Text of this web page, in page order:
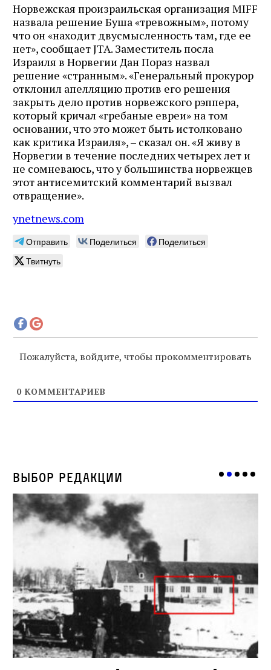
Норвежская произраильская организация MIFF
назвала решение Буша «тревожным», потому
что он «находит двусмысленность там, где ее
нет», сообщает JTA. Заместитель посла
Израиля в Норвегии Дан Пораз назвал
решение «странным». «Генеральный прокурор
отклонил апелляцию против его решения
закрыть дело против норвежского рэппера,
который кричал «гребаные евреи» на том
основании, что это может быть истолковано
как критика Израиля», – сказал он. «Я живу в
Норвегии в течение последних четырех лет и
не сомневаюсь, что у большинства норвежцев
этот антисемитский комментарий вызвал
отвращение».
ynetnews.com
Отправить Поделиться
Поделиться
Твитнуть
Пожалуйста, войдите, чтобы прокомментировать
0 КОММЕНТАРИЕВ
Выбор редакции